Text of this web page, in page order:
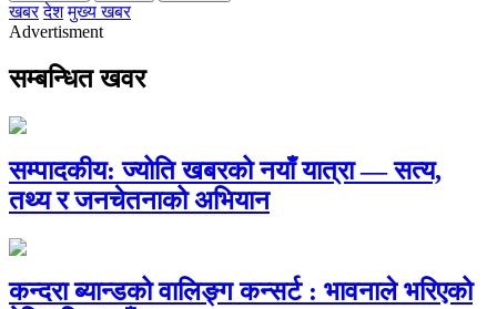
खबर देश मुख्य खबर
Advertisment
सम्बन्धित खवर
सम्पादकीय: ज्योति खबरको नयाँ यात्रा — सत्य,
तथ्य र जनचेतनाको अभियान
कन्दरा ब्यान्डको वालिङ्ग कन्सर्ट : भावनाले भरिएको